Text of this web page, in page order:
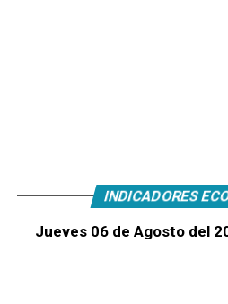
INDICADORES
Jueves 06 de Agosto del